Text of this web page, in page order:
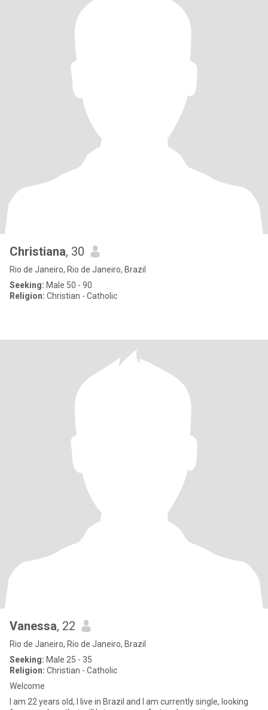
Christiana, 30
Rio de Janeiro, Rio de Janeiro, Brazil
Seeking: Male 50 - 90
Religion: Christian - Catholic
Vanessa, 22
Rio de Janeiro, Rio de Janeiro, Brazil
Seeking: Male 25 - 35
Religion: Christian - Catholic
Welcome
I am 22 years old, I live in Brazil and I am currently single, looking